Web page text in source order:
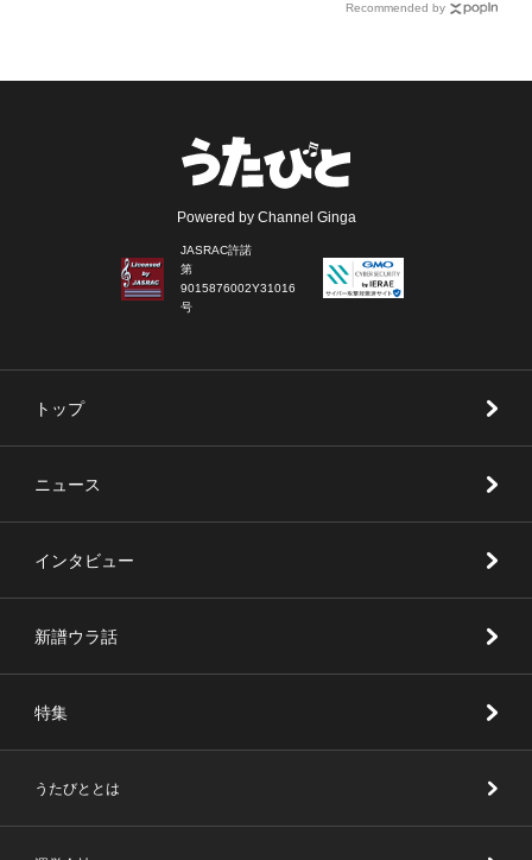
Recommended by
Powered by Channel Ginga
JASRAC許諾
第
9015876002Y31016
号
トップ
ニュース
インタビュー
新譜ウラ話
特集
うたびととは